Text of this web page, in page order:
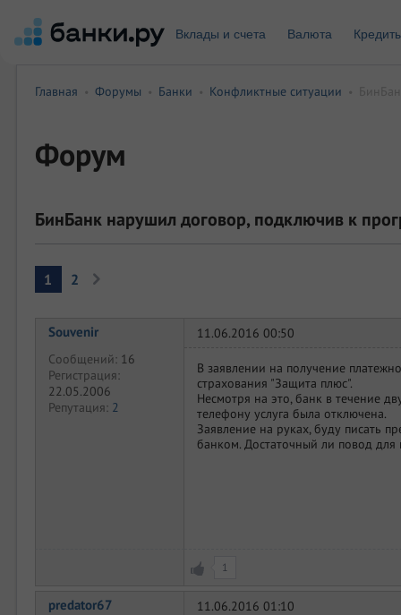
Вклады и счета Валюта
Главная Форумы Банки Конфликтные ситуации
Форум
БинБанк нарушил договор, подключив к
1 2
Souvenir
Сообщений: 16
Регистрация:
22.05.2006
Репутация: 2
11.06.2016 00:50
В заявлении на получение
страхования "Защита плюс".
Несмотря на это, банк в течение
телефону услуга была отключена.
Заявление на руках, буду писать
банком. Достаточный ли повод
1
predator67 11.06.2016 01:10